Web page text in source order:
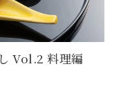
Vol.2 料理編